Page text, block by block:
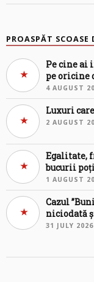
PROASPĂT SCOASE
Pe cine ai
pe oricine
4 AUGUST
Luxuri
2 AUGUST
Egalitate,
bucurii
1 AUGUST
Cazul
niciodată
31 JULY 2026